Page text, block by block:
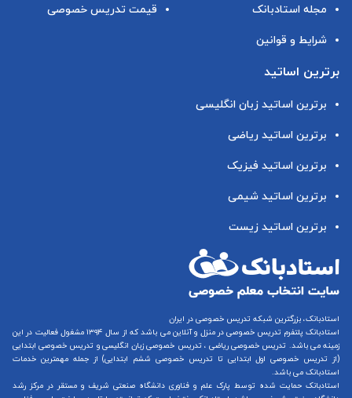
مجله استادبانک
شرایط و قوانین
قیمت تدریس خصوصی
برترین اساتید
برترین اساتید زبان انگلیسی
برترین اساتید ریاضی
برترین اساتید فیزیک
برترین اساتید شیمی
برترین اساتید زیست
استادبانک، بزرگترین شبکه تدریس خصوصی در ایران
استادبانک پلتفرم تدریس خصوصی در منزل و آنلاین
می باشد که از سال ۱۳۹۴ مشغول فعالیت در این
زمینه می باشد. تدریس خصوصی ریاضی ، تدریس خصوصی زبان انگلیسیو تدریس خصوصی ابتدایی
(از تدریس خصوصی اول ابتدایی تا تدریس خصوصی ششم ابتدایی) از جمله مهمترین خدمات
استادبانک می باشد.
استادبانک حمایت شده توسط پارک علم و فناوری دانشگاه صنعتی شریف و مستقر در مرکز رشد